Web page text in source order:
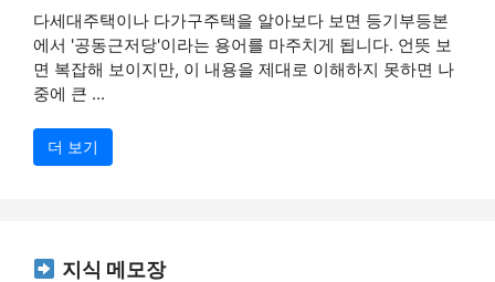
다세대주택이나 다가구주택을 알아보다 보면 등기부등본
에서 '공동근저당'이라는 용어를 마주치게 됩니다. 언뜻 보
면 복잡해 보이지만, 이 내용을 제대로 이해하지 못하면 나
중에 큰 ...
더 보기
지식 메모장